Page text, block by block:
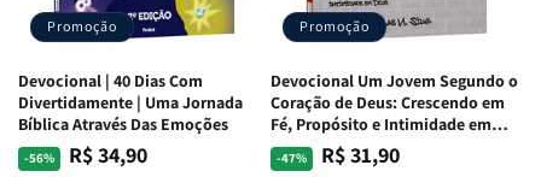
Promoção
Devocional | 40 Dias Com
Divertidamente | Uma Jornada
Bíblica Através Das Emoções
-56%
Preço
PreçoR$ 34,90
Promoção
Devocional Um Jovem Segundo o
Coração de Deus: Crescendo em
Fé, Propósito e Intimidade em
Deus
-47%
Preço
PreçoR$ 31,90